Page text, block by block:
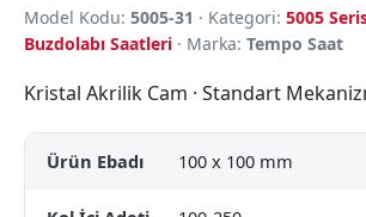
Model Kodu: 5005-31 · Kategori: 5005
Buzdolabı Saatleri · Marka: Tempo Saat
Kristal Akrilik Cam · Standart
Ürün Ebadı 100 x 100 mm